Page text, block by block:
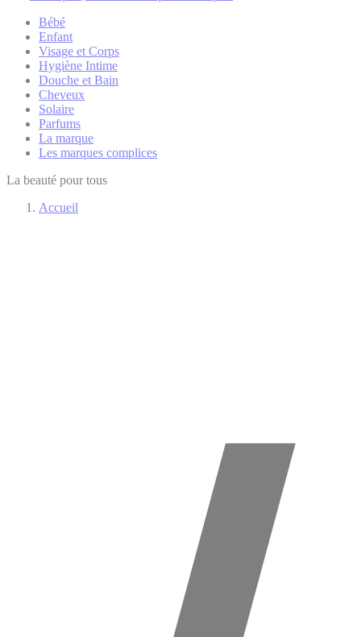
Bébé
Enfant
Visage et Corps
Hygiène Intime
Douche et Bain
Cheveux
Solaire
Parfums
La marque
Les marques complices
La beauté pour tous
Accueil